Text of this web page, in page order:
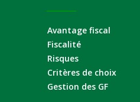
Avantage fiscal
Fiscalité
Risques
Critères de choix
Gestion des GF